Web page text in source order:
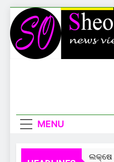
Skip
to
content
MENU
ଲକ୍ଷେ